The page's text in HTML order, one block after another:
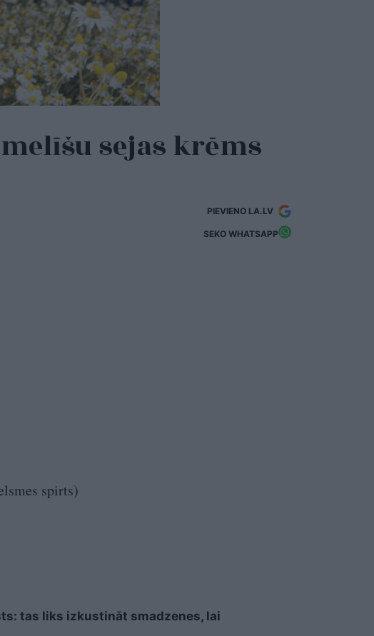
sejas krēms
PIEVIENO LA.LV
SEKO WHATSAPP
spirts)
tas liks izkustināt smadzenes, lai